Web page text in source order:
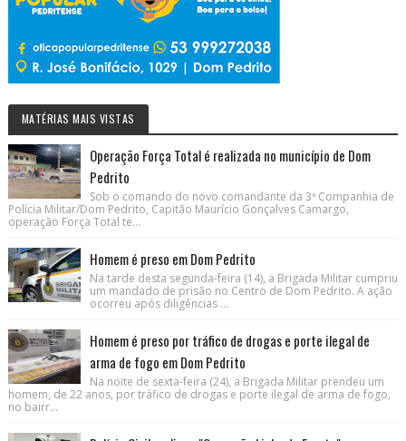
MATÉRIAS MAIS VISTAS
Operação Força Total é realizada no município de Dom
Pedrito
Sob o comando do novo comandante da 3ª Companhia de
Polícia Militar/Dom Pedrito, Capitão Maurício Gonçalves Camargo,
operação Força Total te...
Homem é preso em Dom Pedrito
Na tarde desta segunda-feira (14), a Brigada Militar cumpriu
um mandado de prisão no Centro de Dom Pedrito. A ação
ocorreu após diligências ...
Homem é preso por tráfico de drogas e porte ilegal de
arma de fogo em Dom Pedrito
Na noite de sexta-feira (24), a Brigada Militar prendeu um
homem, de 22 anos, por tráfico de drogas e porte ilegal de arma de fogo,
no bairr...